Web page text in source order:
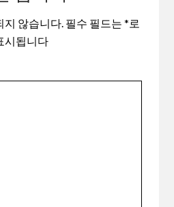
않습니다. 필수 필드는 *로
시됩니다